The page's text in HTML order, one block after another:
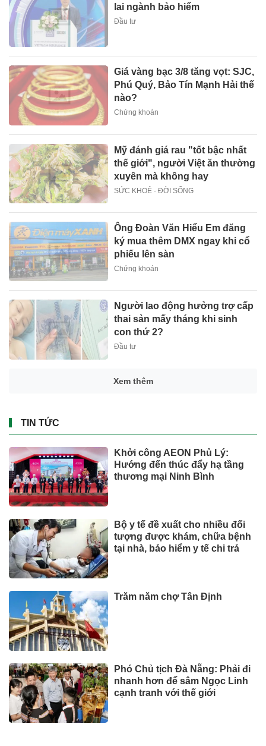
lai ngành bảo hiểm
Đầu tư
Giá vàng bạc 3/8 tăng vọt: SJC,
Phú Quý, Bảo Tín Mạnh Hải thế
nào?
Chứng khoán
Mỹ đánh giá rau "tốt bậc nhất
thế giới", người Việt ăn thường
xuyên mà không hay
SỨC KHOẺ - ĐỜI SỐNG
Ông Đoàn Văn Hiểu Em đăng
ký mua thêm DMX ngay khi cổ
phiếu lên sàn
Chứng khoán
Người lao động hưởng trợ cấp
thai sản mấy tháng khi sinh
con thứ 2?
Đầu tư
Xem thêm
TIN TỨC
Khởi công AEON Phủ Lý:
Hướng đến thúc đẩy hạ tầng
thương mại Ninh Bình
Bộ y tế đề xuất cho nhiều đối
tượng được khám, chữa bệnh
tại nhà, bảo hiểm y tế chi trả
Trăm năm chợ Tân Định
Phó Chủ tịch Đà Nẵng: Phải đi
nhanh hơn để sâm Ngọc Linh
cạnh tranh với thế giới